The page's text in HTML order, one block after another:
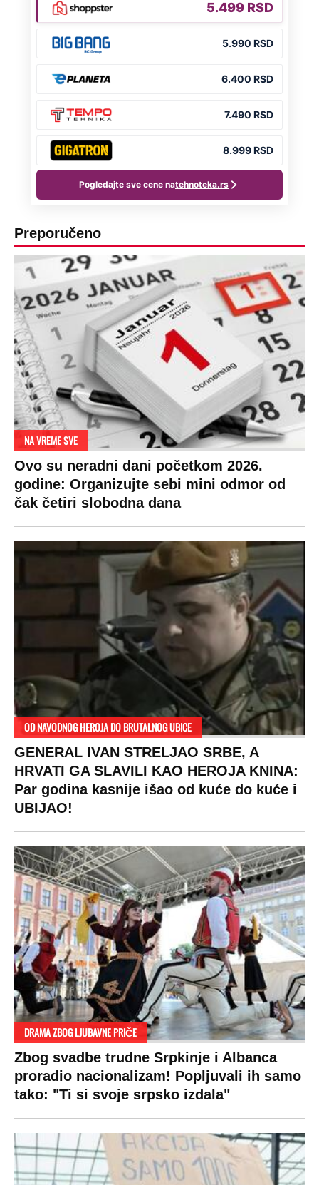
Preporučeno
NA VREME SVE
Ovo su neradni dani početkom 2026.
godine: Organizujte sebi mini odmor od
čak četiri slobodna dana
OD NAVODNOG HEROJA DO BRUTALNOG UBICE
GENERAL IVAN STRELJAO SRBE, A
HRVATI GA SLAVILI KAO HEROJA KNINA:
Par godina kasnije išao od kuće do kuće i
UBIJAO!
DRAMA ZBOG LJUBAVNE PRIČE
Zbog svadbe trudne Srpkinje i Albanca
proradio nacionalizam! Popljuvali ih samo
tako: "Ti si svoje srpsko izdala"